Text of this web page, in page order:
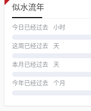
似水流年
今日已经过去 小时
这周已经过去 天
本月已经过去 天
今年已经过去 个月